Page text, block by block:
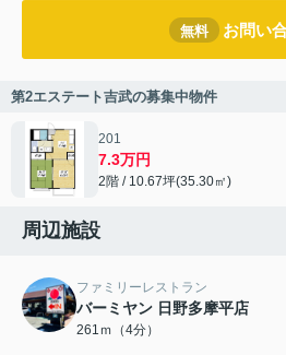
無料 お問い
第2エステート吉武の募集中物件
201
7.3万円
2階 / 10.67坪(35.30㎡)
周辺施設
ファミリーレストラン
バーミヤン 日野多摩平店
261ｍ（4分）